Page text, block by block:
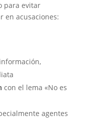
para evitar
en acusaciones:
con el lema «No es
agentes